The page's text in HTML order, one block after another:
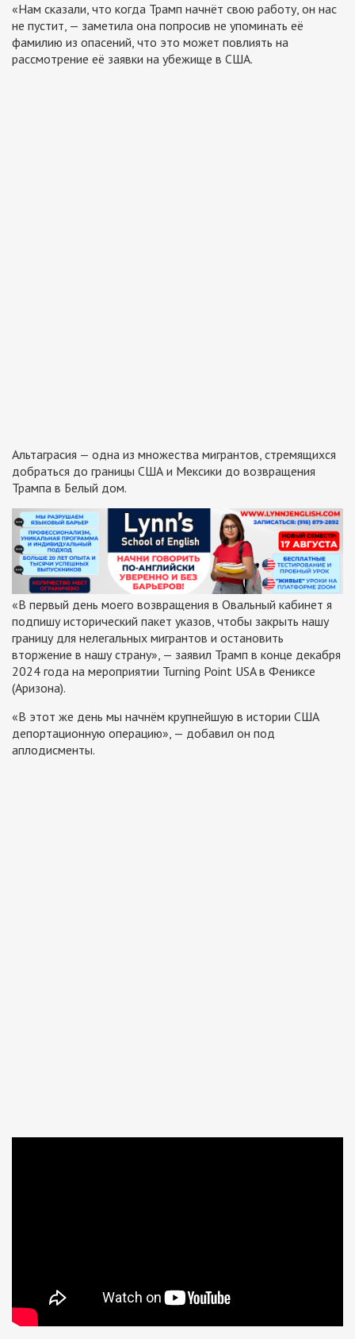
«Нам сказали, что когда Трамп начнёт свою работу, он нас
не пустит, — заметила она попросив не упоминать её
фамилию из опасений, что это может повлиять на
рассмотрение её заявки на убежище в США.
Альтаграсия — одна из множества мигрантов, стремящихся
добраться до границы США и Мексики до возвращения
Трампа в Белый дом.
«В первый день моего возвращения в Овальный кабинет я
подпишу исторический пакет указов, чтобы закрыть нашу
границу для нелегальных мигрантов и остановить
вторжение в нашу страну», — заявил Трамп в конце декабря
2024 года на мероприятии Turning Point USA в Фениксе
(Аризона).
«В этот же день мы начнём крупнейшую в истории США
депортационную операцию», — добавил он под
аплодисменты.